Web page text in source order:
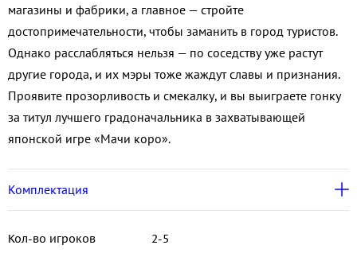
магазины и фабрики, а главное — стройте
достопримечательности, чтобы заманить в город туристов.
Однако расслабляться нельзя — по соседству уже растут
другие города, и их мэры тоже жаждут славы и признания.
Проявите прозорливость и смекалку, и вы выиграете гонку
за титул лучшего градоначальника в захватывающей
японской игре «Мачи коро».
Комплектация
Кол-во игроков
2-5